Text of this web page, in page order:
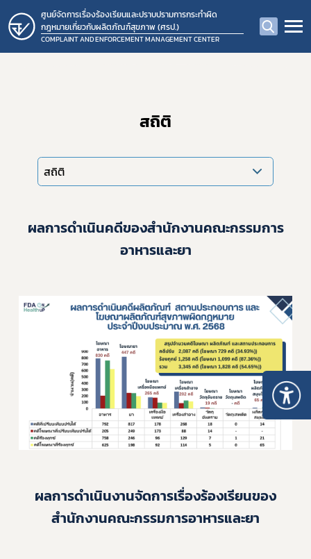
ศูนย์จัดการเรื่องร้องเรียนและปราบปรามการกระทำผิด
กฎหมายเกี่ยวกับผลิตภัณฑ์สุขภาพ (ศรป.)
COMPLAINT AND ENFORCEMENT MANAGEMENT CENTER
สถิติ
สถิติ
ผลการดำเนินคดีของสำนักงานคณะกรรมการ
อาหารและยา
ผลการดำเนินงานจัดการเรื่องร้องเรียนของ
สำนักงานคณะกรรมการอาหารและยา